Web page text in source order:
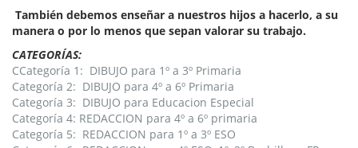
También debemos enseñar a nuestros hijos a hacerlo, a su
manera o por lo menos que sepan valorar su trabajo.
CATEGORÍAS:
CCategoría 1: DIBUJO para 1º a 3º Primaria
Categoría 2: DIBUJO para 4º a 6º Primaria
Categoría 3: DIBUJO para Educacion Especial
Categoría 4: REDACCION para 4º a 6º primaria
Categoría 5: REDACCION para 1º a 3º ESO